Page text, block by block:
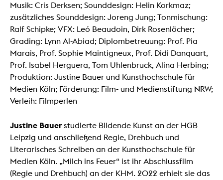
Musik: Cris Derksen; Sounddesign: Helin Korkmaz;
zusätzliches Sounddesign: Joreng Jung; Tonmischung:
Ralf Schipke; VFX: Leó Beaudoin, Dirk Rosenlöcher;
Grading: Lynn Al-Abiad; Diplombetreuung: Prof. Pia
Marais, Prof. Sophie Maintigneux, Prof. Didi Danquart,
Prof. Isabel Herguera, Tom Uhlenbruck, Alina Herbing;
Produktion: Justine Bauer und Kunsthochschule für
Medien Köln; Förderung: Film- und Medienstiftung NRW;
Verleih: Filmperlen
Justine Bauer studierte Bildende Kunst an der HGB
Leipzig und anschließend Regie, Drehbuch und
Literarisches Schreiben an der Kunsthochschule für
Medien Köln. „Milch ins Feuer“ ist ihr Abschlussfilm
(Regie und Drehbuch) an der KHM. 2022 erhielt sie das